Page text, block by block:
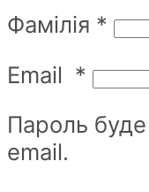
Фамілія *
Email *
Пароль
email.